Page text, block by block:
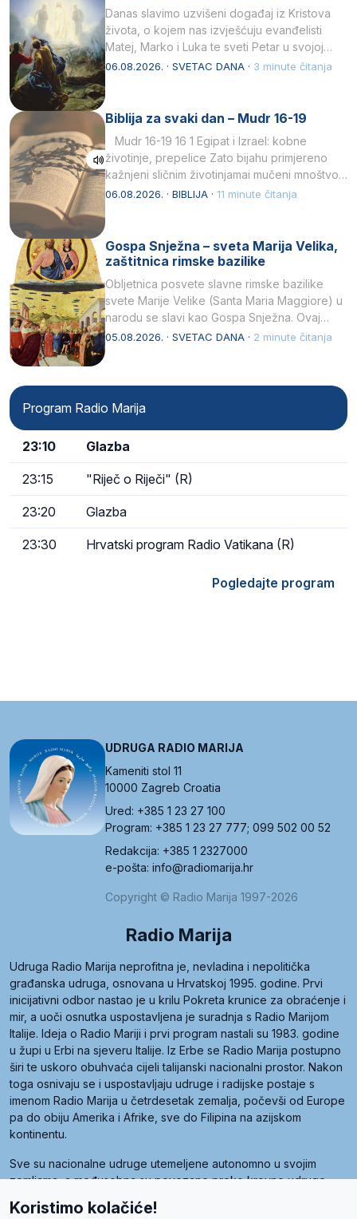
Danas slavimo uzvišeni događaj iz Kristova
života, o kojem nas izvješćuju evanđelisti
Matej, Marko i Luka te sveti Petar u svojoj
drugoj…
06.08.2026. · SVETAC DANA · 3 minute čitanja
Biblija za svaki dan – Mudr 16-19
Mudr 16-19 16 1 Egipat i Izrael: kobne
životinje, prepelice Zato bijahu primjereno
kažnjeni sličnim životinjamai mučeni mnoštvom
kukaca.2 A narod…
06.08.2026. · BIBLIJA · 11 minute čitanja
Gospa Snježna – sveta Marija Velika,
zaštitnica rimske bazilike
Obljetnica posvete slavne rimske bazilike
svete Marije Velike (Santa Maria Maggiore) u
narodu se slavi kao Gospa Snježna. Ovaj
naziv, Sancta Maria…
05.08.2026. · SVETAC DANA · 2 minute čitanja
Program Radio Marija
23:10 Glazba
23:15 "Riječ o Riječi" (R)
23:20 Glazba
23:30 Hrvatski program Radio Vatikana (R)
Pogledajte program
UDRUGA RADIO MARIJA
Kameniti stol 11
10000 Zagreb Croatia
Ured: +385 1 23 27 100
Program: +385 1 23 27 777; 099 502 00 52
Redakcija: +385 1 2327000
e-pošta: info@radiomarija.hr
Copyright © Radio Marija 1997-2026
Radio Marija
Udruga Radio Marija neprofitna je, nevladina i nepolitička
građanska udruga, osnovana u Hrvatskoj 1995. godine. Prvi
inicijativni odbor nastao je u krilu Pokreta krunice za obraćenje i
mir, a uoči osnutka uspostavljena je suradnja s Radio Marijom
Italije. Ideja o Radio Mariji i prvi program nastali su 1983. godine
u župi u Erbi na sjeveru Italije. Iz Erbe se Radio Marija postupno
širi te uskoro obuhvaća cijeli talijanski nacionalni prostor. Nakon
toga osnivaju se i uspostavljaju udruge i radijske postaje s
imenom Radio Marija u četrdesetak zemalja, počevši od Europe
pa do obiju Amerika i Afrike, sve do Filipina na azijskom
kontinentu.
Sve su nacionalne udruge utemeljene autonomno u svojim
zemljama, a međusobna su povezane preko krovne udruge
Radio Maria). Svjetsku obitelj utemeljilo je sedam članica, među
Koristimo kolačiće!